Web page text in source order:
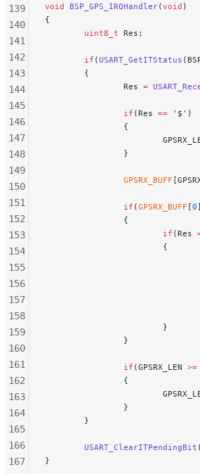
void BSP_GPS_IRQHandler(void )
{
        uint8_t
Res;
        if
(USART_GetITStatus
        {
                Res
=
                if
(Res == '$' )
                {
                }
                GPSRX_BUFF
                if
(GPSRX_BUFF [0
                {
                        if
(Res
                        {
                        }
                }
                if
(GPSRX_LEN >=
                {
                }
        }
        USART_ClearITPendingBit
}
139
140
141
142
143
144
145
146
147
148
149
150
151
152
153
154
155
156
157
158
159
160
161
162
163
164
165
166
167